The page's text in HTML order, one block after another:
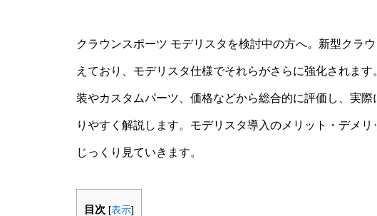
クラウンスポーツ モデリスタを検討中の方へ。新型クラ
えており、モデリスタ仕様でそれらがさらに強化されま
装やカスタムパーツ、価格などから総合的に評価し、実
りやすく解説します。モデリスタ導入のメリット・デメ
じっくり見ていきます。
目次 [表示]